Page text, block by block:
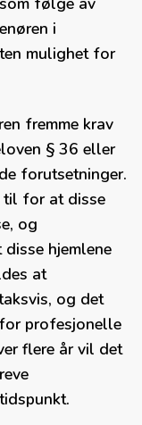
i
mulighet for
fremme krav
§ 36 eller
forutsetninger.
for at disse
og
hjemlene
at
og det
profesjonelle
flere år vil det